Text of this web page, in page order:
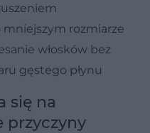
rozmiarze
włosków bez
gęstego płynu
się na
przyczyny